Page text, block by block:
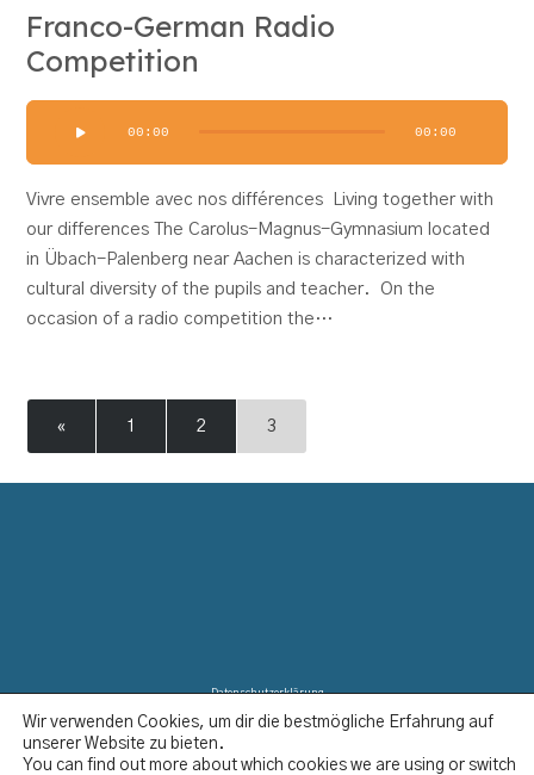
Franco-German Radio
Competition
00:00 00:00
Vivre ensemble avec nos différences Living together with
our differences The Carolus-Magnus-Gymnasium located
in Übach-Palenberg near Aachen is characterized with
cultural diversity of the pupils and teacher. On the
occasion of a radio competition the…
« 1 2 3
Datenschutzerklärung
Disclaimer
Wir verwenden Cookies, um dir die bestmögliche Erfahrung auf
unserer Website zu bieten.
You can find out more about which cookies we are using or switch